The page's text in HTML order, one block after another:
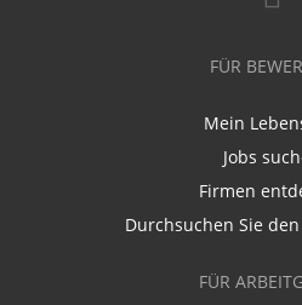
FÜR
Mein
Jobs
Firmen
Durchsuchen Sie
FÜR